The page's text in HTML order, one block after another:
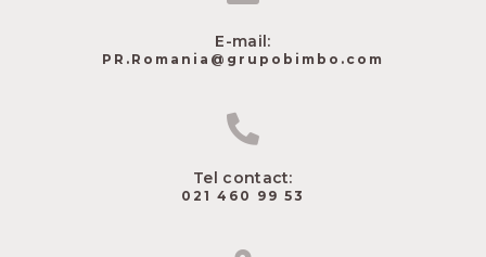
E-mail:
PR.Romania@grupobimbo.com
Tel contact:
021 460 99 53